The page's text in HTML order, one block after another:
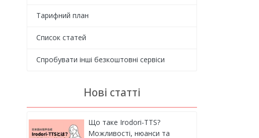
Тарифний план
Список статей
Спробувати інші безкоштовні сервіси
Нові статті
Що таке Irodori-TTS?
Можливості, нюанси та